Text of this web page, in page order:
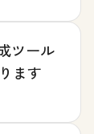
ツール
ます